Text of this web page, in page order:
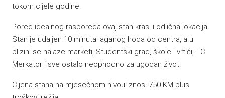
tokom cijele godine.
Pored idealnog rasporeda ovaj stan krasi i odlična lokacija.
Stan je udaljen 10 minuta laganog hoda od centra, a u
blizini se nalaze marketi, Studentski grad, škole i vrtići, TC
Merkator i sve ostalo neophodno za ugodan život.
Cijena stana na mjesečnom nivou iznosi 750 KM plus